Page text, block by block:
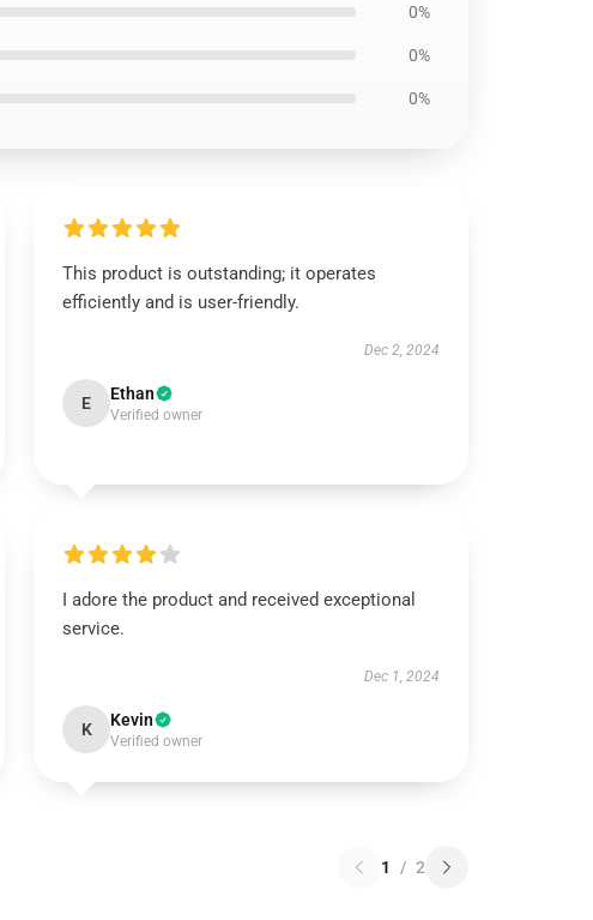
0%
0%
0%
This product is outstanding; it operates
efficiently and is user-friendly.
Dec 2, 2024
E Ethan
Verified owner
I adore the product and received exceptional
service.
Dec 1, 2024
K Kevin
Verified owner
1 / 2